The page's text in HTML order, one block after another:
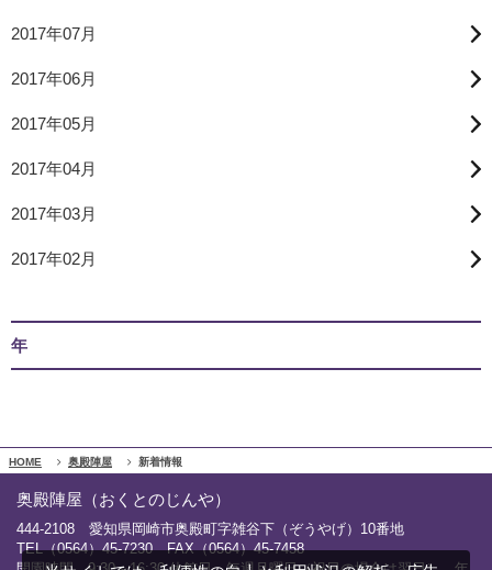
2017年07月
2017年06月
2017年05月
2017年04月
2017年03月
2017年02月
年
HOME 奥殿陣屋 新着情報
奥殿陣屋（おくとのじんや）
444-2108 愛知県岡崎市奥殿町字雑谷下（ぞうやげ）10番地
TEL（0564）45-7230 FAX（0564）45-7458